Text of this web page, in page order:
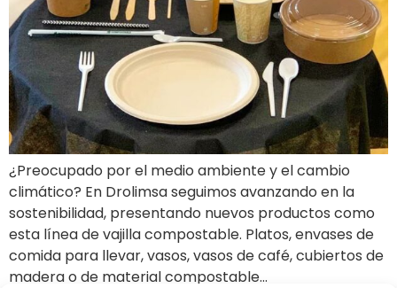
¿Preocupado por el medio ambiente y el cambio
climático? En Drolimsa seguimos avanzando en la
sostenibilidad, presentando nuevos productos como
esta línea de vajilla compostable. Platos, envases de
comida para llevar, vasos, vasos de café, cubiertos de
madera o de material compostable…